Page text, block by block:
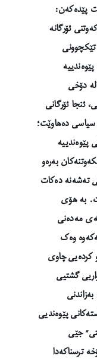
پێدەکەن:
ئۆرگانە
دۆخی
ئنجا ئۆرگانی
دەهاوێت؛
پێوەندییە
بەرەو
تەشەنە دەکات
بە هۆی
مەدەنی
وەک
کردەیی چاوی
گشتیی
پێوەندیی
جێی
ترسناکەدا